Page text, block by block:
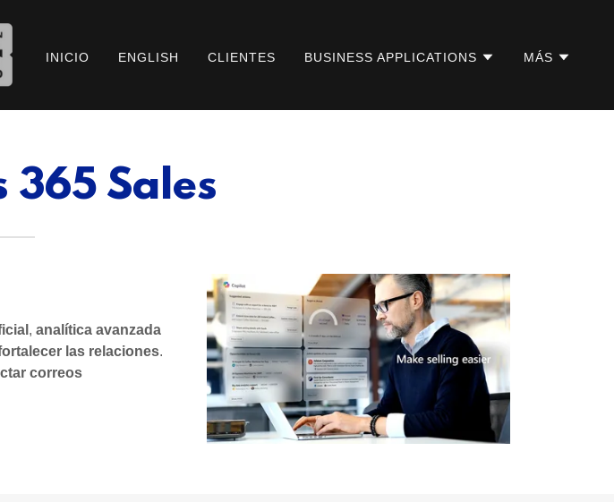
INICIO ENGLISH CLIENTES BUSINESS APPLICATIONS MÁS
365 Sales
, analítica avanzada
las relaciones.
correos